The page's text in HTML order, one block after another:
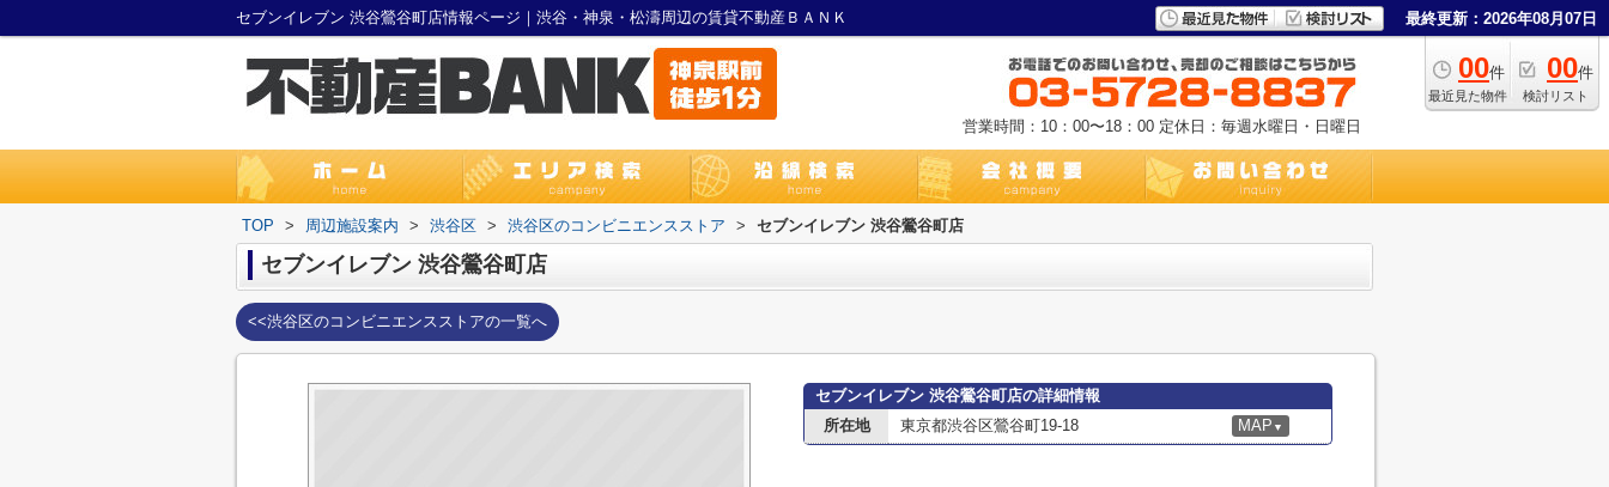
セブンイレブン 渋谷鶯谷町店情報ページ｜渋谷・神泉・松濤周辺の賃貸不動産ＢＡＮＫ 最終更新：2026年08月07日
00件
最近見た物件
00件
検討リスト
営業時間：10：00〜18：00 定休日：毎週水曜日・日曜日
TOP > 周辺施設案内 > 渋谷区 > 渋谷区のコンビニエンスストア > セブンイレブン 渋谷鶯谷町店
セブンイレブン 渋谷鶯谷町店
<<渋谷区のコンビニエンスストアの一覧へ
セブンイレブン 渋谷鶯谷町店の詳細情報
所在地
東京都渋谷区鶯谷町19-18 MAP ▼